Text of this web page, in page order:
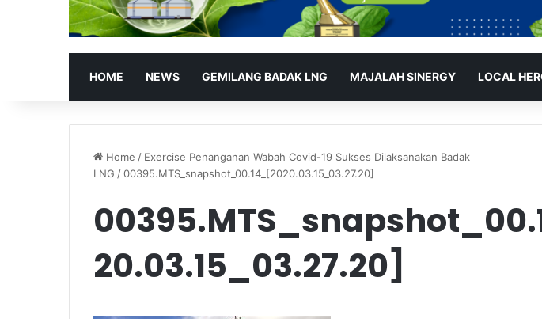
HOME NEWS GEMILANG BADAK LNG MAJALAH SINERGY LOCAL
Home / Exercise Penanganan Wabah Covid-19 Sukses Dilaksanakan Badak
LNG /00395.MTS_snapshot_00.14_[2020.03.15_03.27.20]
20.03.15_03.27.20]